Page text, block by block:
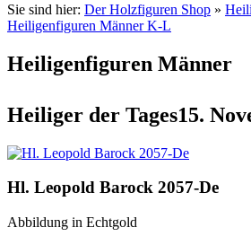
Sie sind hier: Der Holzfiguren Shop »
Heiligenfiguren Männer K-L
Heiligenfiguren Männer
Heiliger der Tages15.
Hl. Leopold Barock 2057-De
Abbildung in Echtgold